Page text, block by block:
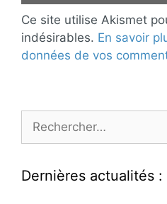
Ce site utilise Akismet
indésirables. En savoir
données de vos
Rechercher :
Dernières actualités :